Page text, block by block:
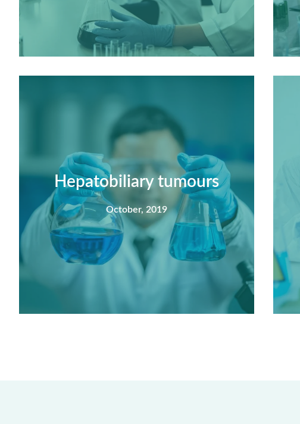
Nec mattis nibh dignissim sapien phasellus
nisi feugiat si hac consequat. Vivamus
vestibulum enim luctus risus dignissim mollis
non pretium.
View Detail
Hepatobiliary tumours
October, 2019